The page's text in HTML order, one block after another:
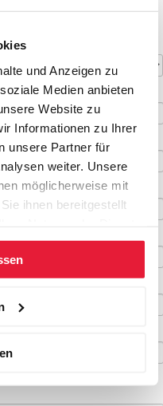
und Anzeigen zu
Medien anbieten
Website zu
Informationen zu Ihrer
unsere Partner für
weiter. Unsere
möglicherweise mit
ihnen bereitgestellt